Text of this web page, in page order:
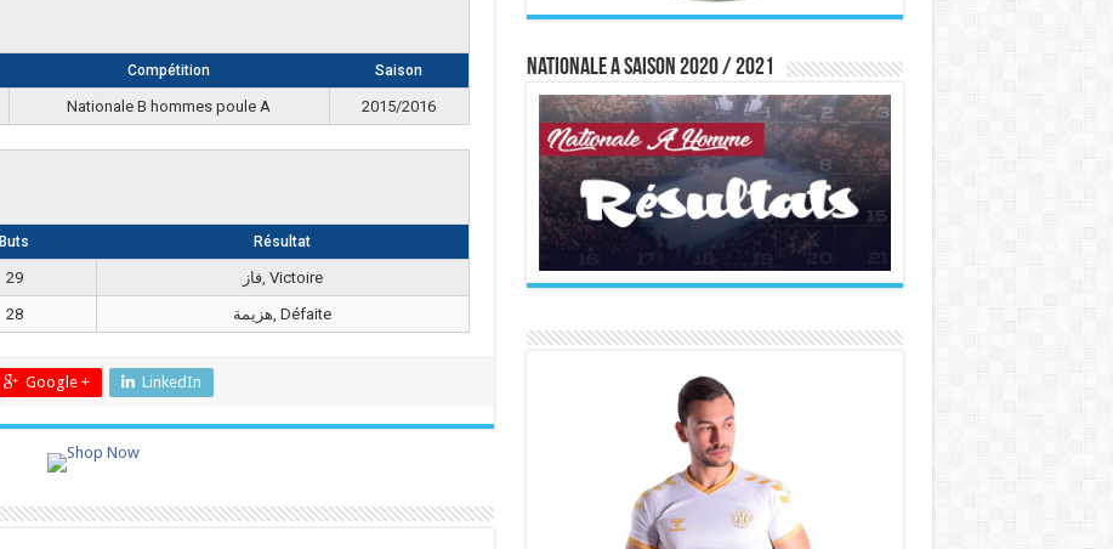
Compétition Saison
Nationale B hommes poule A 2015/2016
Buts Résultat
29
فاز, Victoire
28 هزيمة, Défaite
Google + LinkedIn
Nationale A saison 2020 / 2021